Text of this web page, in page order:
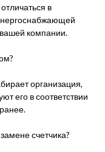
в
вашей компании.
организация,
его в соответствии
счетчика?